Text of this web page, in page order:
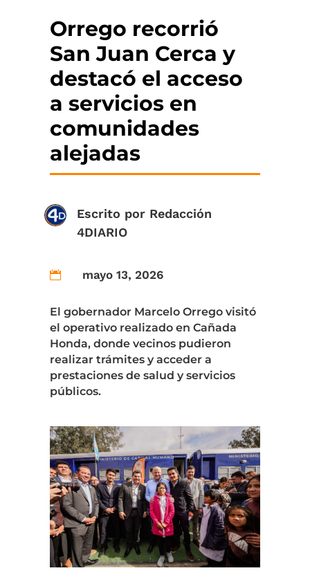
Orrego recorrió
San Juan Cerca y
destacó el acceso
a servicios en
comunidades
alejadas
Escrito por Redacción
4DIARIO
 mayo 13, 2026
El gobernador Marcelo Orrego visitó
el operativo realizado en Cañada
Honda, donde vecinos pudieron
realizar trámites y acceder a
prestaciones de salud y servicios
públicos.